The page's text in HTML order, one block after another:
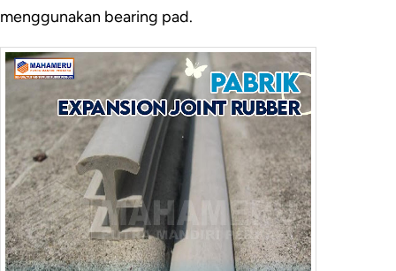
menggunakan bearing pad.